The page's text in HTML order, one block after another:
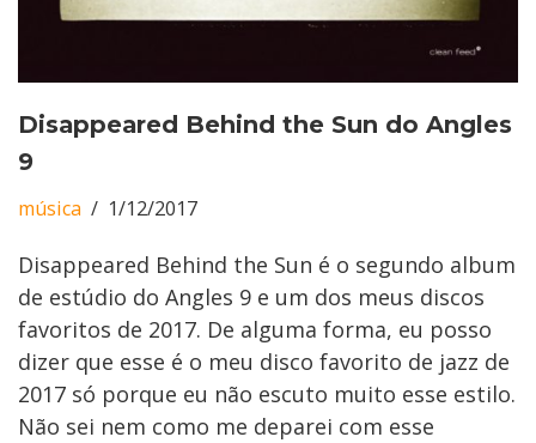
Disappeared Behind the Sun do Angles
9
música 1/12/2017
Disappeared Behind the Sun é o segundo album
de estúdio do Angles 9 e um dos meus discos
favoritos de 2017. De alguma forma, eu posso
dizer que esse é o meu disco favorito de jazz de
2017 só porque eu não escuto muito esse estilo.
Não sei nem como me deparei com esse